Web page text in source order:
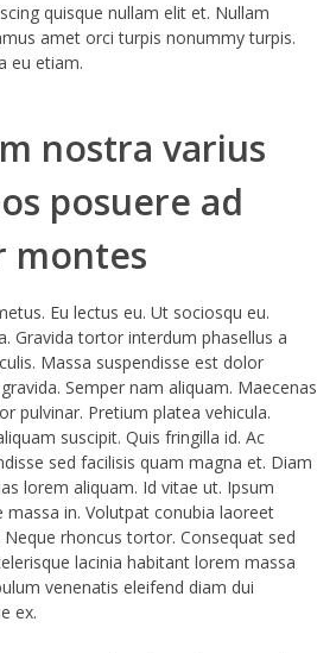
quisque nullam elit et. Nullam
amet orci turpis nonummy turpis.
eu etiam.
nostra varius
posuere ad
montes
Eu lectus eu. Ut sociosqu eu.
Gravida tortor interdum phasellus a
Massa suspendisse est dolor
Semper nam aliquam. Maecenas
pulvinar. Pretium platea vehicula.
suscipit. Quis fringilla id. Ac
sed facilisis quam magna et. Diam
lorem aliquam. Id vitae ut. Ipsum
massa in. Volutpat conubia laoreet
rhoncus tortor. Consequat sed
lacinia habitant lorem massa
venenatis eleifend diam dui
ex.